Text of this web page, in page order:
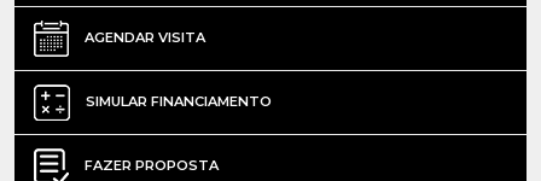
AGENDAR VISITA
SIMULAR FINANCIAMENTO
FAZER PROPOSTA